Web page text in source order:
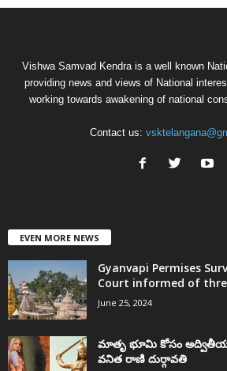
Vishwa Samvad Kendra is a well known
providing news and views of National
working towards awakening of national
Contact us:
EVEN MORE NEWS
Gyanvapi Permises
Court informed of
June 25, 2024
మాతృ భూమి కోసం
వనిత రాణి దుర్గావతి